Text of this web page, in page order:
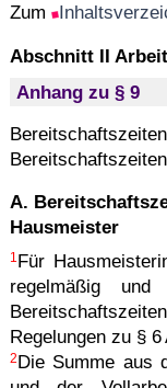
Zum
Abschnitt II
Anhang zu § 9
A.
Hausmeister
1 Für
regelmäßig
Regelungen zu §
2 Die Summe aus